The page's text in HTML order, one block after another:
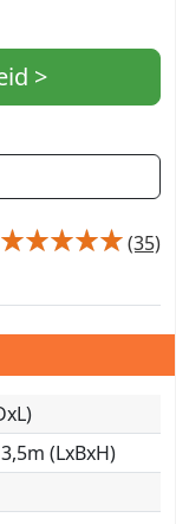
>
(35)
(LxBxH)